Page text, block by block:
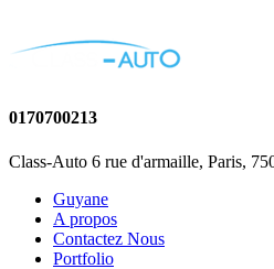
0170700213
Class-Auto 6 rue d'armaille, Paris,
Guyane
A propos
Contactez Nous
Portfolio